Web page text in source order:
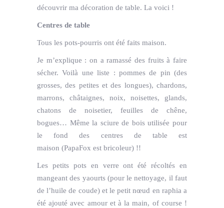
découvrir ma décoration de table. La voici !
Centres de table
Tous les pots-pourris ont été faits maison.
Je m’explique : on a ramassé des fruits à faire
sécher. Voilà une liste : pommes de pin (des
grosses, des petites et des longues), chardons,
marrons, châtaignes, noix, noisettes, glands,
chatons de noisetier, feuilles de chêne,
bogues… Même la sciure de bois utilisée pour
le fond des centres de table est
maison (PapaFox est bricoleur) !!
Les petits pots en verre ont été récoltés en
mangeant des yaourts (pour le nettoyage, il faut
de l’huile de coude) et le petit nœud en raphia a
été ajouté avec amour et à la main, of course !